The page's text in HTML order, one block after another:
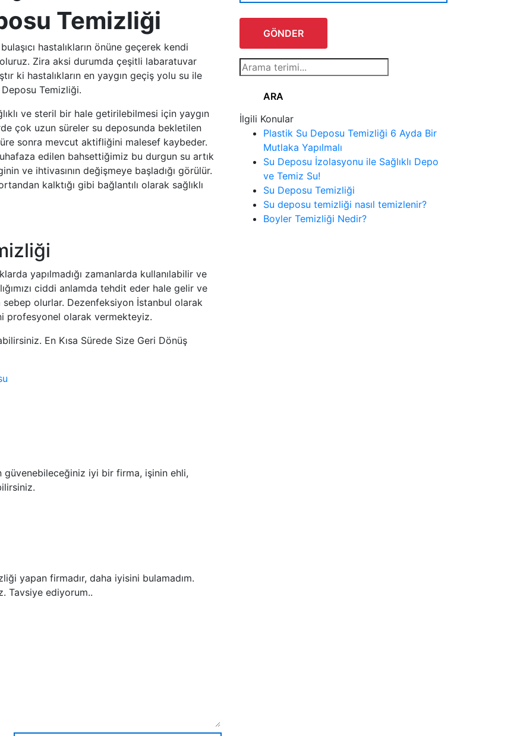
Temizliği
hastalıkların önüne geçerek kendi
Zira aksi durumda çeşitli labaratuvar
ki hastalıkların en yaygın geçiş yolu su ile
Temizliği.
ve steril bir hale getirilebilmesi için yaygın
çok uzun süreler su deposunda bekletilen
sonra mevcut aktifliğini malesef kaybeder.
edilen bahsettiğimiz bu durgun su artık
ve ihtivasının değişmeye başladığı görülür.
kalktığı gibi bağlantılı olarak sağlıklı
yapılmadığı zamanlarda kullanılabilir ve
ciddi anlamda tehdit eder hale gelir ve
sebep olurlar. Dezenfeksiyon İstanbul olarak
profesyonel olarak vermekteyiz.
En Kısa Sürede Size Geri Dönüş
güvenebileceğiniz iyi bir firma, işinin ehli,
yapan firmadır, daha iyisini bulamadım.
Tavsiye ediyorum..
İlgili Konular
Plastik Su Deposu Temizliği 6 Ayda Bir
Mutlaka Yapılmalı
Su Deposu İzolasyonu ile Sağlıklı Depo
ve Temiz Su!
Su Deposu Temizliği
Su deposu temizliği nasıl temizlenir?
Boyler Temizliği Nedir?